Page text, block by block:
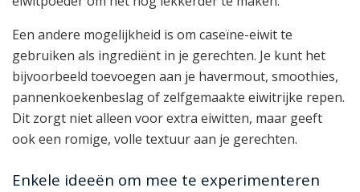
Een andere mogelijkheid is om caseïne-eiwit te
gebruiken als ingrediënt in je gerechten. Je kunt het
bijvoorbeeld toevoegen aan je havermout, smoothies,
pannenkoekenbeslag of zelfgemaakte eiwitrijke repen.
Dit zorgt niet alleen voor extra eiwitten, maar geeft
ook een romige, volle textuur aan je gerechten.
Enkele ideeën om mee te experimenteren